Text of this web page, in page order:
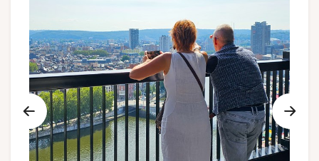
EN NL DE